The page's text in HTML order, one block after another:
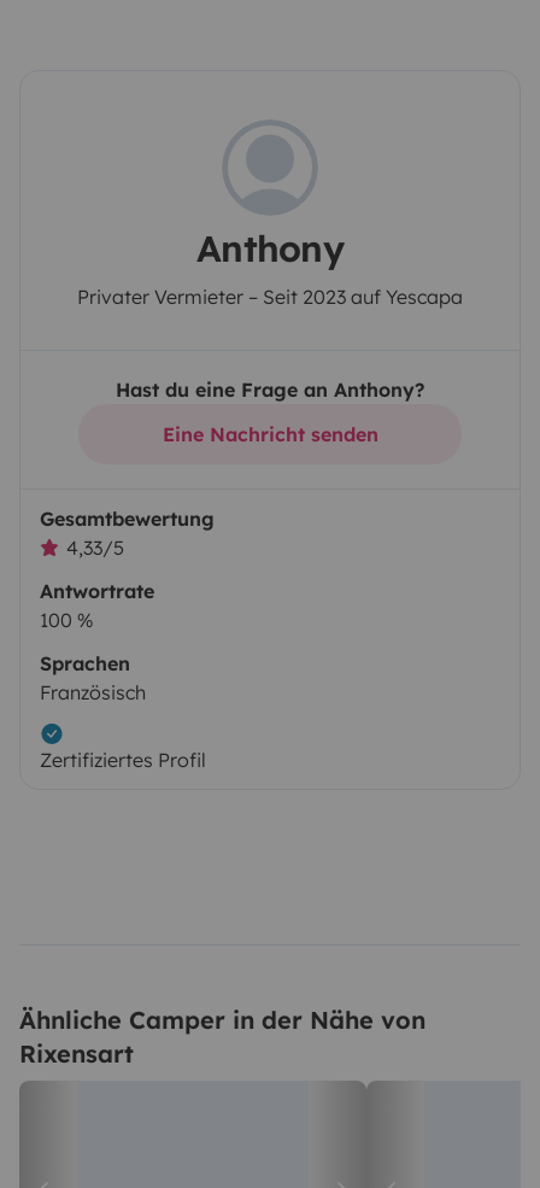
Anthony
Privater Vermieter – Seit 2023 auf Yescapa
Hast du eine Frage an Anthony?
Eine Nachricht senden
Gesamtbewertung
4,33/5
Antwortrate
100 %
Sprachen
Französisch
Zertifiziertes Profil
Ähnliche Camper in der Nähe von
Rixensart